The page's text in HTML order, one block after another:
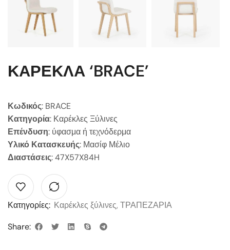
ΚΑΡΕΚΛΑ ‘BRACE’
Κωδικός: BRACE
Κατηγορία: Καρέκλες Ξύλινες
Επένδυση: ύφασμα ή τεχνόδερμα
Υλικό Κατασκευής: Μασίφ Μέλιο
Διαστάσεις: 47X57X84H
Κατηγορίες: Καρέκλες ξύλινες, ΤΡΑΠΕΖΑΡΙΑ
Share: